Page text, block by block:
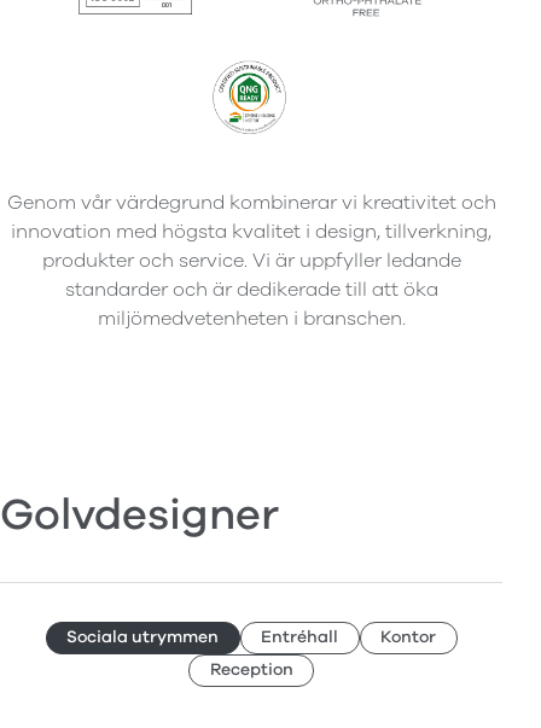
Genom vår värdegrund kombinerar vi kreativitet och
innovation med högsta kvalitet i design, tillverkning,
produkter och service. Vi är uppfyller ledande
standarder och är dedikerade till att öka
miljömedvetenheten i branschen.
Golvdesigner
Sociala utrymmen Entréhall
Kontor
Reception